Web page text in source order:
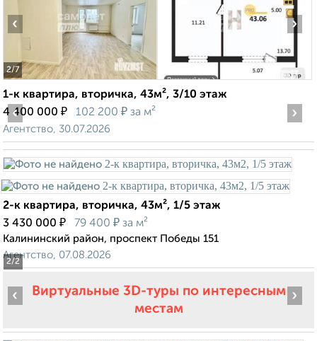
2/7
‹ ›
1-к квартира, вторичка, 43м², 3/10 этаж
4 400 000 ₽ 102 200 ₽ за м²
Агентство, 30.07.2026
2/2
‹ ›
2-к квартира, вторичка, 43м², 1/5 этаж
3 430 000 ₽ 79 400 ₽ за м²
Калининский район, проспект Победы 151
Агентство, 07.08.2026
Виртуальные 3D-туры по интересным
местам
‹ ›